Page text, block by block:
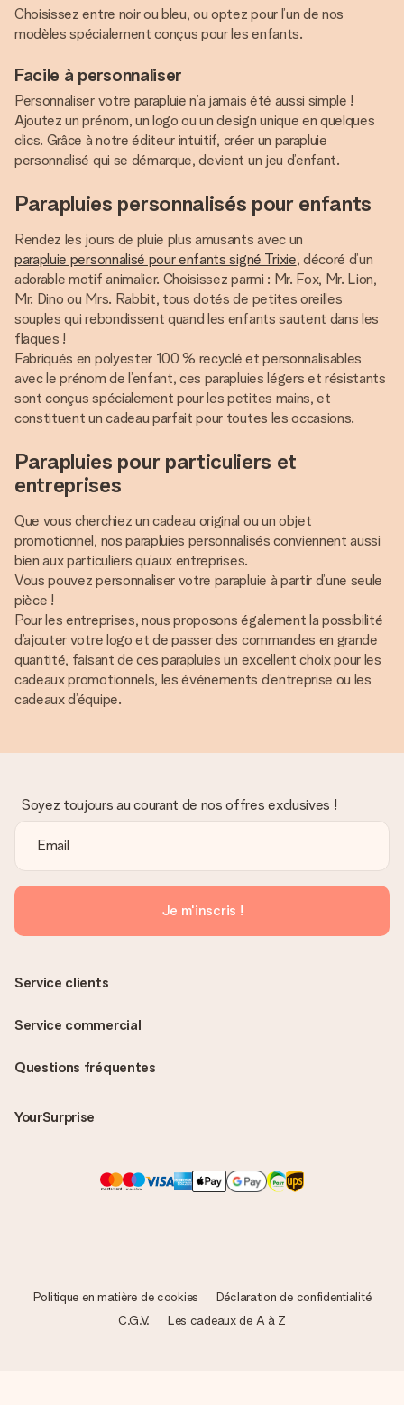
Choisissez entre noir ou bleu, ou optez pour l’un de nos
modèles spécialement conçus pour les enfants.
Facile à personnaliser
Personnaliser votre parapluie n’a jamais été aussi simple !
Ajoutez un prénom, un logo ou un design unique en quelques
clics. Grâce à notre éditeur intuitif, créer un parapluie
personnalisé qui se démarque, devient un jeu d’enfant.
Parapluies personnalisés pour enfants
Rendez les jours de pluie plus amusants avec un
parapluie personnalisé pour enfants signé Trixie, décoré d’un
adorable motif animalier. Choisissez parmi : Mr. Fox, Mr. Lion,
Mr. Dino ou Mrs. Rabbit, tous dotés de petites oreilles
souples qui rebondissent quand les enfants sautent dans les
flaques !
Fabriqués en polyester 100 % recyclé et personnalisables
avec le prénom de l’enfant, ces parapluies légers et résistants
sont conçus spécialement pour les petites mains, et
constituent un cadeau parfait pour toutes les occasions.
Parapluies pour particuliers et
entreprises
Que vous cherchiez un cadeau original ou un objet
promotionnel, nos parapluies personnalisés conviennent aussi
bien aux particuliers qu’aux entreprises.
Vous pouvez personnaliser votre parapluie à partir d’une seule
pièce !
Pour les entreprises, nous proposons également la possibilité
d’ajouter votre logo et de passer des commandes en grande
quantité, faisant de ces parapluies un excellent choix pour les
cadeaux promotionnels, les événements d’entreprise ou les
cadeaux d’équipe.
Soyez toujours au courant de nos offres exclusives !
Je m'inscris !
Questions fréquentes
YourSurprise
Service clients
Service commercial
Politique en matière de cookies
Déclaration de confidentialité
C.G.V.
Les cadeaux de A à Z